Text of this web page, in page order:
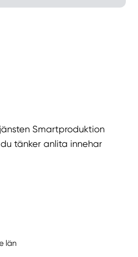
Smartproduktion
tänker anlita innehar
län